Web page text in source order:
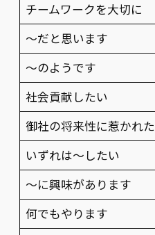
チームワークを大切に
〜だと思います
〜のようです
社会貢献したい
御社の将来性に惹かれた
いずれは〜したい
〜に興味があります
何でもやります